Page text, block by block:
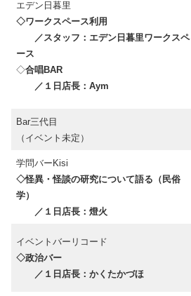
エデン日暮里
◇ワークスペース利用
／スタッフ：エデン日暮里ワークスペ
ース
◇合唱BAR
／１日店長：Aym
Bar三代目
（イベント未定）
学問バーKisi
◇怪異・怪談の研究について語る（民俗
学）
／１日店長：燈火
イベントバーリコード
◇政治バー
／１日店長：かくたかづほ